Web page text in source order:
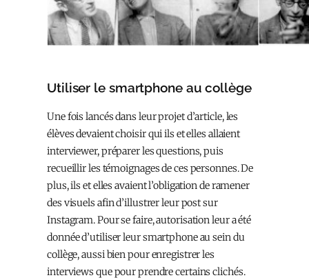
Utiliser le smartphone au collège
Une fois lancés dans leur projet d’article, les
élèves devaient choisir qui ils et elles allaient
interviewer, préparer les questions, puis
recueillir les témoignages de ces personnes. De
plus, ils et elles avaient l’obligation de ramener
des visuels afin d’illustrer leur post sur
Instagram. Pour se faire, autorisation leur a été
donnée d’utiliser leur smartphone au sein du
collège, aussi bien pour enregistrer les
interviews que pour prendre certains clichés.